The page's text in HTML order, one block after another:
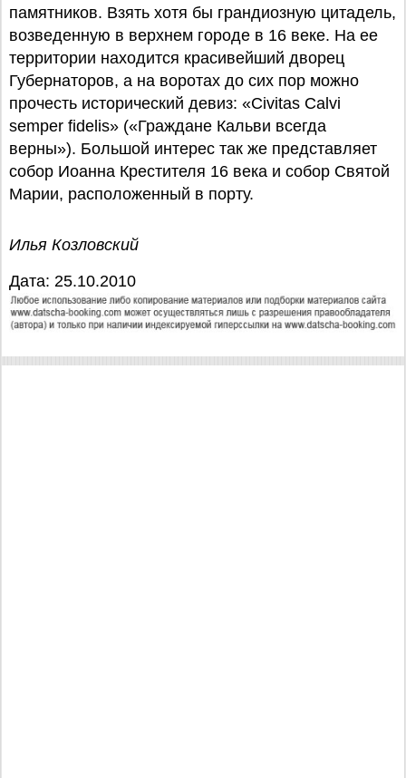
памятников. Взять хотя бы грандиозную цитадель,
возведенную в верхнем городе в 16 веке. На ее
территории находится красивейший дворец
Губернаторов, а на воротах до сих пор можно
прочесть исторический девиз: «Civitas Calvi
semper fidelis» («Граждане Кальви всегда
верны»). Большой интерес так же представляет
собор Иоанна Крестителя 16 века и собор Святой
Марии, расположенный в порту.
Илья Козловский
Дата: 25.10.2010